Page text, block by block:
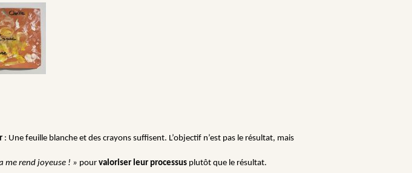
: Une feuille blanche et des crayons suffisent. L’objectif n’est pas le résultat, mais
me rend joyeuse ! » pourvaloriser leur processus plutôt que le résultat.